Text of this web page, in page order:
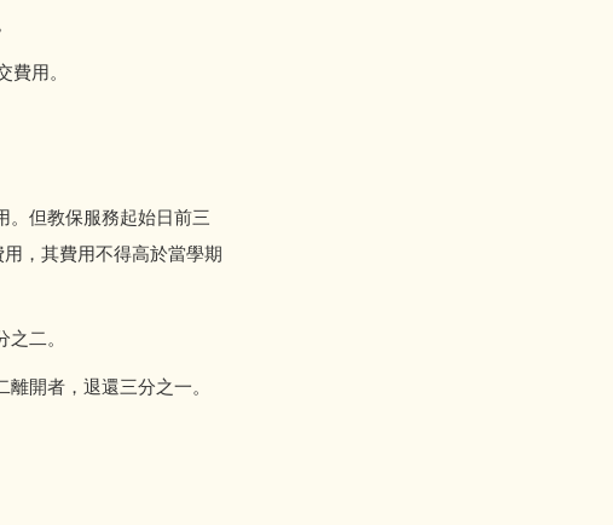
用。
但教保服務起始日前三
，其費用不得高於當學期
二。
者，退還三分之一。